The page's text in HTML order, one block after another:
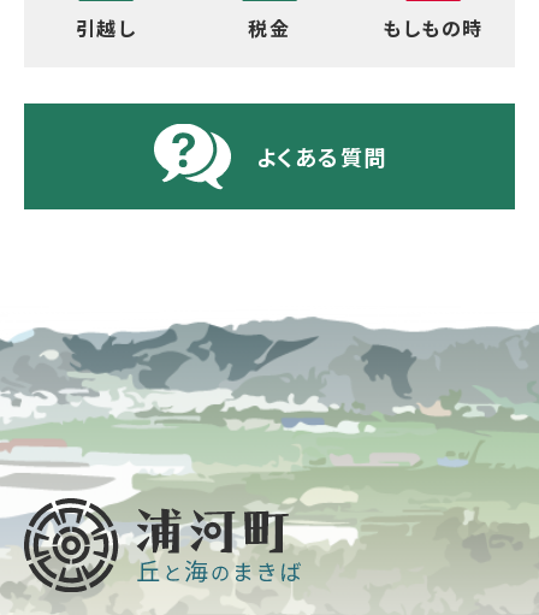
引越し 税金 もしもの時
よくある質問